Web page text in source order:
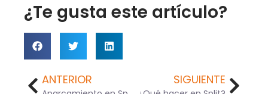
¿Te gusta este artículo?
ANTERIOR SIGUIENTE